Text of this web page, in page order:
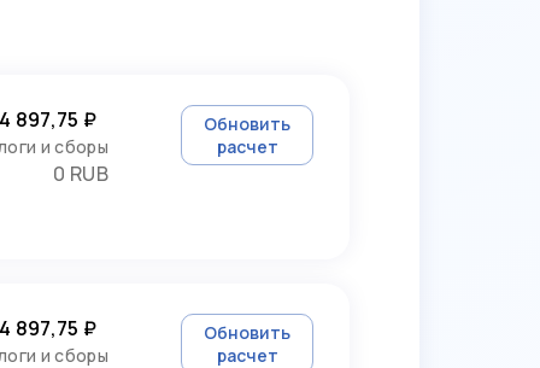
897,75 ₽
и сборы
0 RUB
Обновить
расчет
897,75 ₽
и сборы
Обновить
расчет